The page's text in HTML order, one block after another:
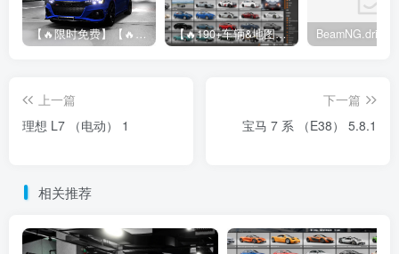
【🔥限时免费】【🔥超高质模组】2022 奥迪 A4/S4/RS4 Avant 2.61 【🔥190+车辆&地图】BeamNG整合包
上一篇
理想 L7 （电动） 1
下一篇
宝马 7 系 （E38） 5.8.1
相关推荐